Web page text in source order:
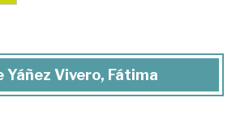
Yáñez Vivero, Fátima